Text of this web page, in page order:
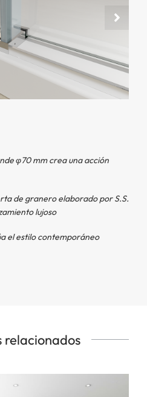
φ70 mm crea una acción
de granero elaborado por S.S.
lujoso
el estilo contemporáneo
relacionados